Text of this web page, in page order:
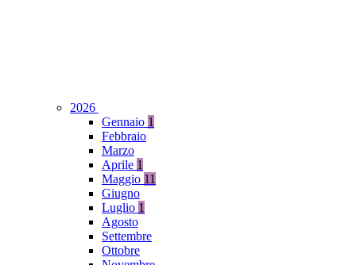
2026
Gennaio 1
Febbraio
Marzo
Aprile 1
Maggio 11
Giugno
Luglio 1
Agosto
Settembre
Ottobre